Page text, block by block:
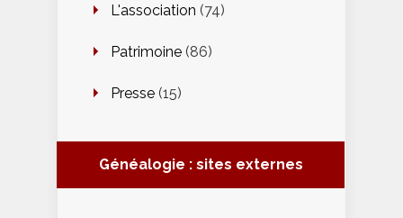
L'association (74)
Patrimoine (86)
Presse (15)
Généalogie : sites externes